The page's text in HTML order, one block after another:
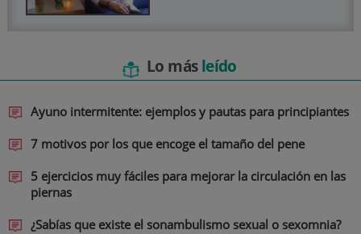
Lo másleído
Ayuno intermitente: ejemplos y pautas para principiantes
7 motivos por los que encoge el tamaño del pene
5 ejercicios muy fáciles para mejorar la circulación en las
piernas
¿Sabías que existe el sonambulismo sexual o sexomnia?